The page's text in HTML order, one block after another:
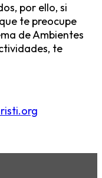
por ello, si
te preocupe
de Ambientes
te